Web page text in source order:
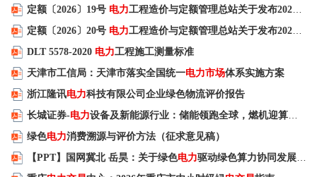
有有限理性的代理，利用机器学习等人工智能方法对代理的决
策行为进行训练，通过不断改变市场边界条件，以代理模拟实
际市场参与者的决策过程，最终获得市场运行的特征描述。p
实验经济学则是以人作为实际的市场参与者，通过人的决策来
对市场规则和实施效果进行检验。基于代理的计算经济学仿真
据的描述，缺乏对单一个体决策行为的分析；实验经济学方法
更接近真实的市场交易，同时参与人在模拟过程中也得到了经
验的积累和交易技能的提升，因此本平台选择采用实验经济学
定额〔2026〕19号 电力工程造价与定额管理总站关于发布2025年版
定额〔2026〕20号 电力工程造价与定额管理总站关于发布2025版
DLT 5578-2020 电力工程施工测量标准
天津市工信局：天津市落实全国统一电力市场体系实施方案
浙江隆讯电力科技有限公司企业绿色物流评价报告
长城证券-电力设备及新能源行业：储能领跑全球，燃机迎算力红利
绿色电力消费溯源与评价方法（征求意见稿）
【PPT】国网冀北 岳昊：关于绿色电力驱动绿色算力协同发展的思考